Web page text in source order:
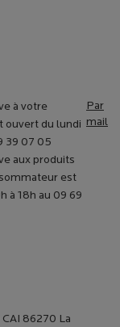
à votre
ouvert du lundi
39 07 05
aux produits
est
à 18h au 09 69
Par
mail
86270 La